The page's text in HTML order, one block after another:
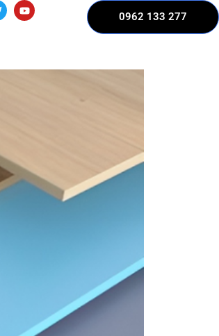
0962 133 277